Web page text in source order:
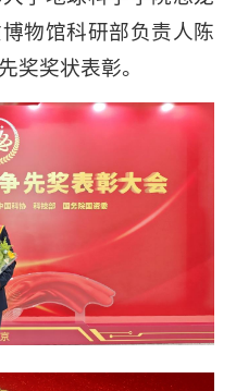
物馆科研部负责人陈
奖奖状表彰。